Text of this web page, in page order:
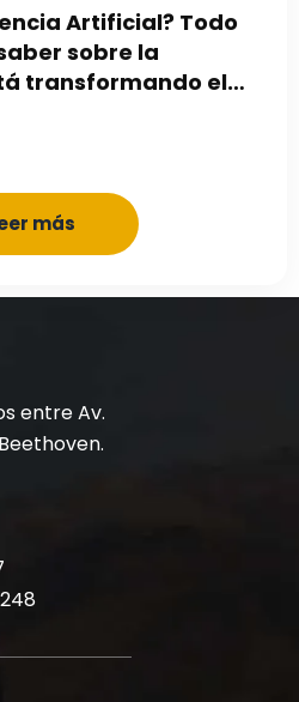
Artificial? Todo
sobre la
transformando el
más
entre Av.